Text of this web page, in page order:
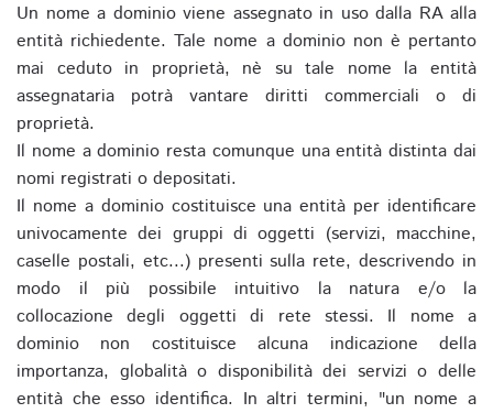
Un nome a dominio viene assegnato in uso dalla RA alla
entità richiedente. Tale nome a dominio non è pertanto
mai ceduto in proprietà, nè su tale nome la entità
assegnataria potrà vantare diritti commerciali o di
proprietà.
Il nome a dominio resta comunque una entità distinta dai
nomi registrati o depositati.
Il nome a dominio costituisce una entità per identificare
univocamente dei gruppi di oggetti (servizi, macchine,
caselle postali, etc...) presenti sulla rete, descrivendo in
modo il più possibile intuitivo la natura e/o la
collocazione degli oggetti di rete stessi. Il nome a
dominio non costituisce alcuna indicazione della
importanza, globalità o disponibilità dei servizi o delle
entità che esso identifica. In altri termini, "un nome a